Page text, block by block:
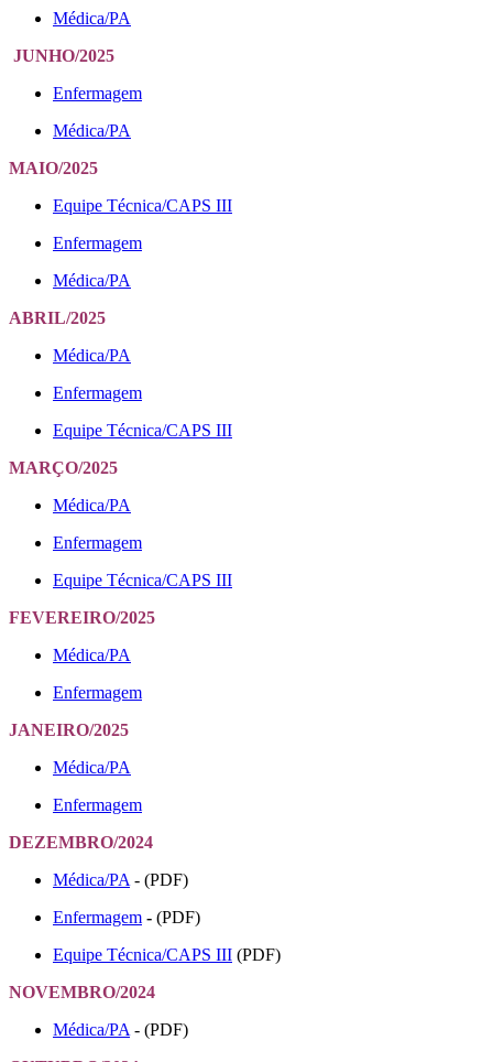
Médica/PA
JUNHO/2025
Enfermagem
Médica/PA
MAIO/2025
Equipe Técnica/CAPS III
Enfermagem
Médica/PA
ABRIL/2025
Médica/PA
Enfermagem
Equipe Técnica/CAPS III
MARÇO/2025
Médica/PA
Enfermagem
Equipe Técnica/CAPS III
FEVEREIRO/2025
Médica/PA
Enfermagem
JANEIRO/2025
Médica/PA
Enfermagem
DEZEMBRO/2024
Médica/PA - (PDF)
Enfermagem - (PDF)
Equipe Técnica/CAPS III (PDF)
NOVEMBRO/2024
Médica/PA - (PDF)